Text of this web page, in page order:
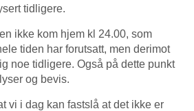
tidligere.
ikke kom hjem kl 24.00, som
tiden har forutsatt, men derimot
noe tidligere. Også på dette punkt
og bevis.
vi i dag kan fastslå at det ikke er